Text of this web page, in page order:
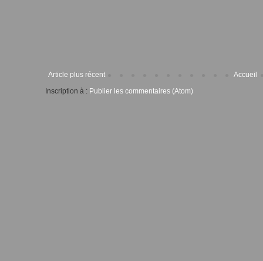
Article plus récent
Accueil
Inscription à : Publier les commentaires (Atom)